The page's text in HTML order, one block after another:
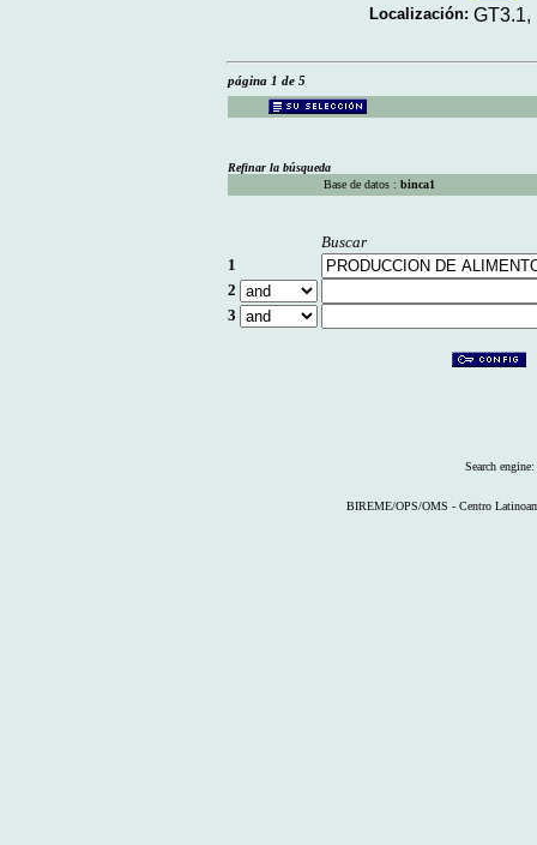
Localización: GT3.1,
página 1 de 5
Refinar la búsqueda
Base de datos : binca1
Buscar
1
2
3
Search engine:
BIREME/OPS/OMS - Centro